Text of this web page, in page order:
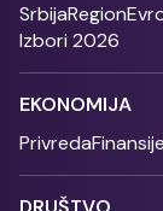
SrbijaRegion
Izbori 2026
EKONOMIJA
PrivredaFinansije